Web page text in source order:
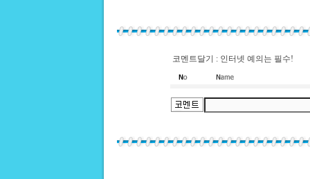
코멘트달기 : 인터넷 예의는 필수!